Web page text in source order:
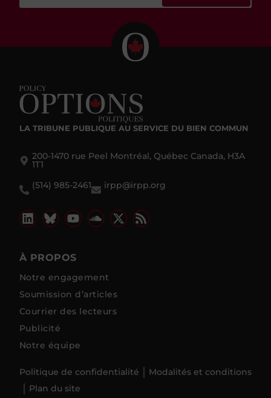
LA TRIBUNE PUBLIQUE AU SERVICE DU BIEN COMMUN
200-1470 rue Peel Montréal, Québec Canada, H3A
1T1
(514) 985-2461
irpp@irpp.org
À PROPOS
Notre engagement
Soumission d’articles
Courrier des lecteurs
Publicité
Notre équipe
Politique de confidentialité
Modalités et conditions
Plan du site